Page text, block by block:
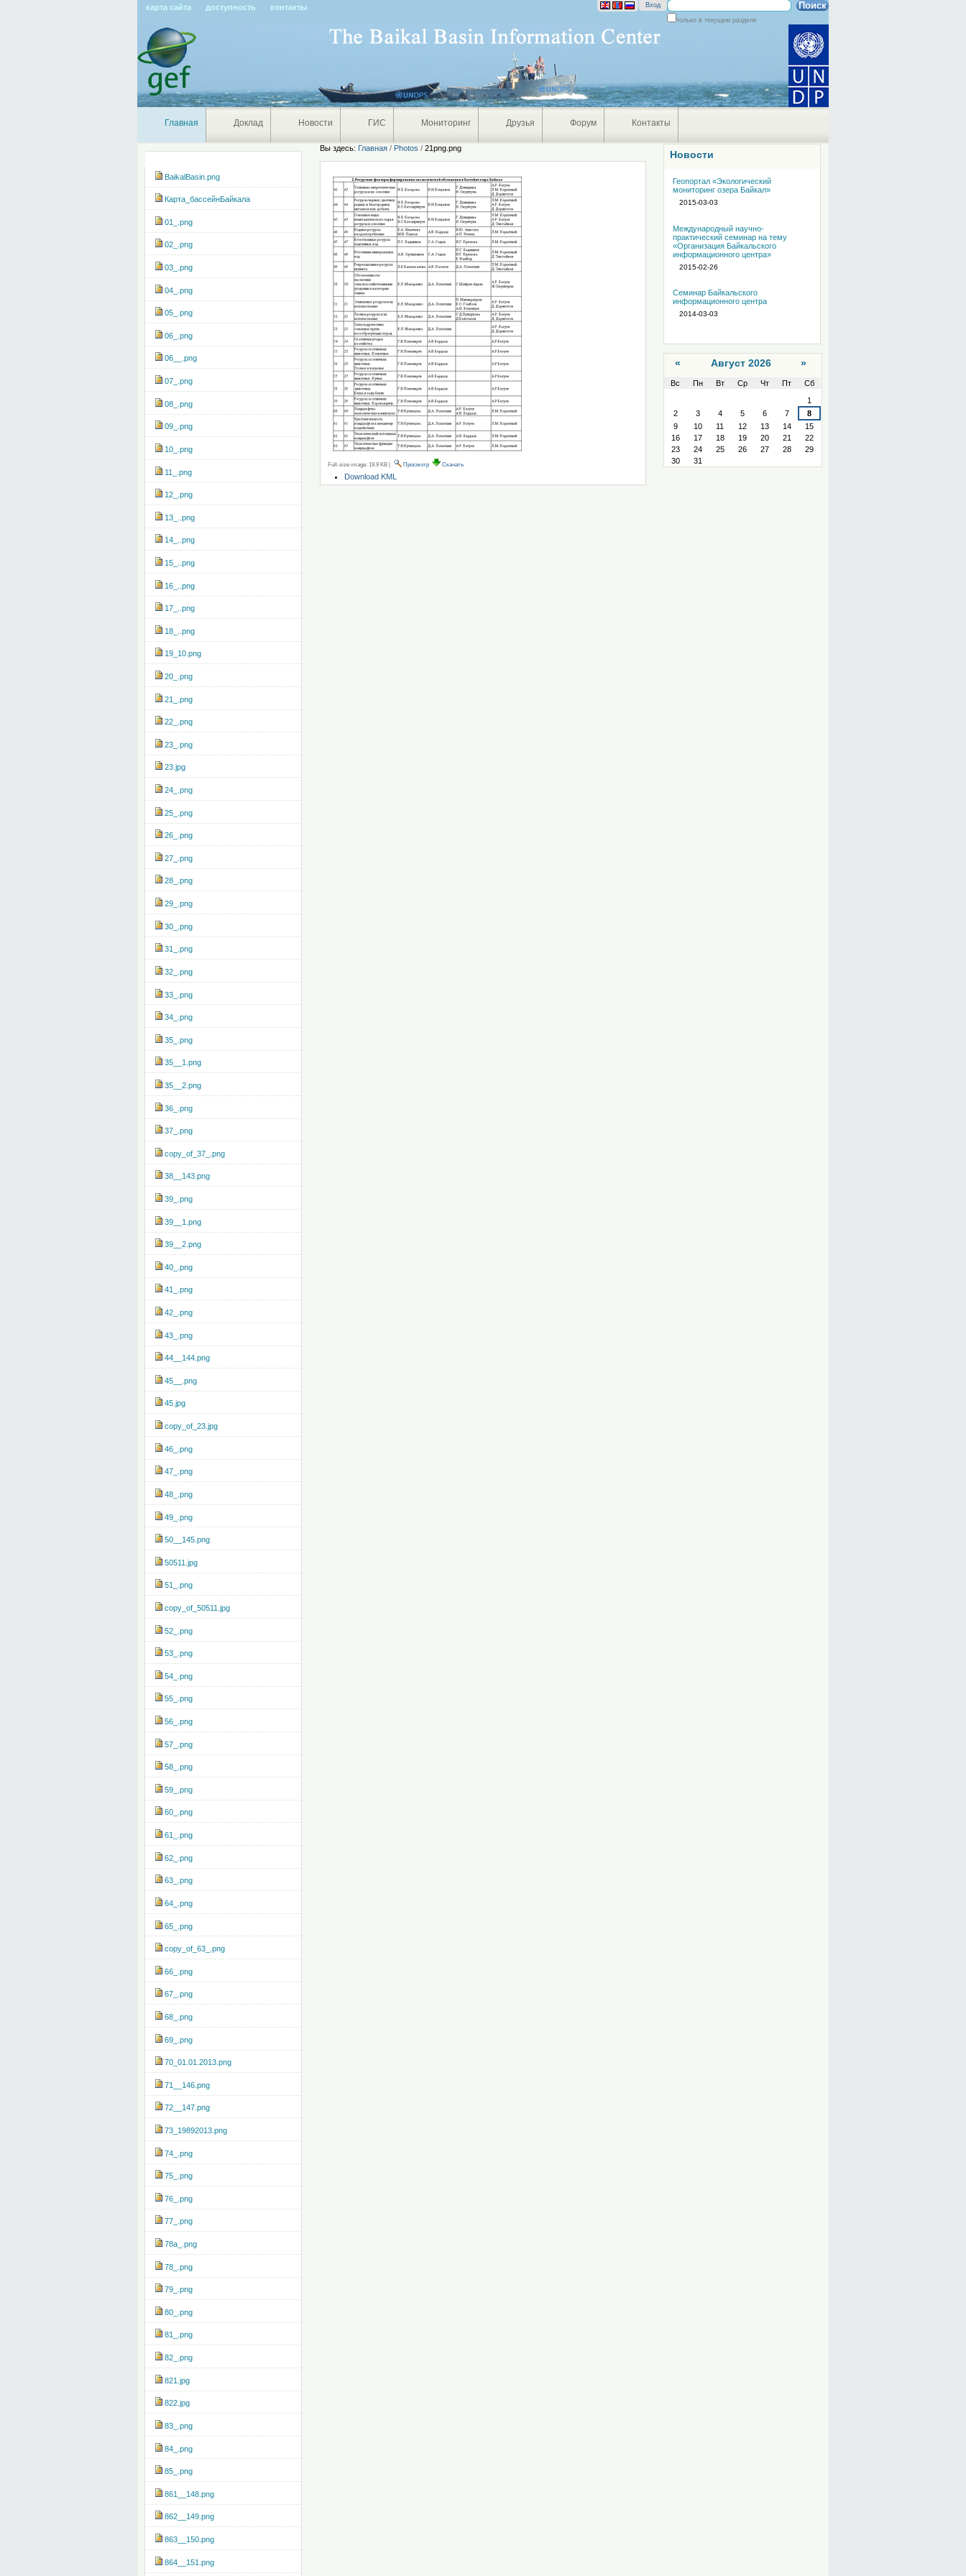
карта сайта доступность контакты
Поиск
только в текущем разделе
Вход
Главная Доклад Новости ГИС Мониторинг Друзья Форум Контакты
Вы здесь: Главная / Photos /21png.png
Full-size image: 19.9 KB | Просмотр Скачать
Операции
с
Download KML
BaikalBasin.png
Карта_бассейнБайкала
01_.png
02_.png
03_.png
04_.png
05_.png
06_.png
06__.png
07_.png
08_.png
09_.png
10_.png
11_.png
12_.png
13_..png
14_..png
15_..png
16_..png
17_..png
18_..png
19_10.png
20_.png
21_.png
22_.png
23_.png
23.jpg
24_.png
25_.png
26_.png
27_.png
28_.png
29_.png
30_.png
31_.png
32_.png
33_.png
34_.png
35_.png
35__1.png
35__2.png
36_.png
37_.png
copy_of_37_.png
38__143.png
39_.png
39__1.png
39__2.png
40_.png
41_.png
42_.png
43_.png
44__144.png
45__.png
45.jpg
copy_of_23.jpg
46_.png
47_.png
48_.png
49_.png
50__145.png
50511.jpg
51_.png
copy_of_50511.jpg
52_.png
53_.png
54_.png
55_.png
56_.png
57_.png
58_.png
59_.png
60_.png
61_.png
62_.png
63_.png
64_.png
65_.png
copy_of_63_.png
66_.png
67_.png
68_.png
69_.png
70_01.01.2013.png
71__146.png
72__147.png
73_19892013.png
74_.png
75_.png
76_.png
77_.png
78a_.png
78_.png
79_.png
80_.png
81_.png
82_.png
821.jpg
822.jpg
83_.png
84_.png
85_.png
861__148.png
862__149.png
863__150.png
864__151.png
Новости
Геопортал «Экологический
мониторинг озера Байкал»
2015-03-03
Международный научно-
практический семинар на тему
«Организация Байкальского
информационного центра»
2015-02-26
Семинар Байкальского
информационного центра
2014-03-03
« Август 2026 »
Вс Пн Вт Ср Чт Пт
Сб
1
2
3 4 5 6 7
8
9
10 11 12 13 14
15
16
17 18 19 20 21
22
23
24 25 26 27 28
29
30
31